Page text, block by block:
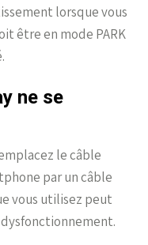
lorsque vous
être en mode PARK
ne se
le câble
par un câble
vous utilisez peut